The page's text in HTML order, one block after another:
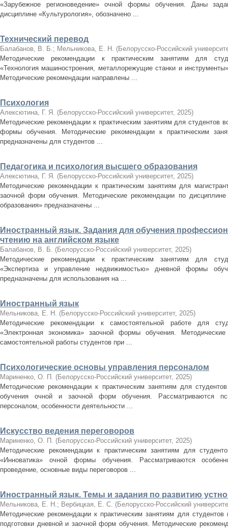
«Зарубежное регионоведение» очной формы обучения. Даны
дисциплине «Культурология», обозначено ...
Технический перевод
Балабанов, В. Б.; Мельникова, Е. Н. (Белорусско-Российский
Методические рекомендации к практическим занятиям для
«Технология машиностроения, металлорежущие станки и
Методические рекомендации направлены ...
Психология
Алексютина, Г. Я. (Белорусско-Российский университет, 2025)
Методические рекомендации к практическим занятиям для студентов
формы обучения. Методические рекомендации к практическим
предназначены для студентов ...
Педагогика и психология высшего образования
Алексютина, Г. Я. (Белорусско-Российский университет, 2025)
Методические рекомендации к практическим занятиям для
заочной форм обучения. Методические рекомендации по
образования» предназначены ...
Иностранный язык. Задания для обучения
чтению на английском языке
Балабанов, В. Б. (Белорусско-Российский университет, 2025)
Методические рекомендации к практическим занятиям для
«Экспертиза и управление недвижимостью» дневной формы
предназначены для использования на ...
Иностранный язык
Мельникова, Е. Н. (Белорусско-Российский университет, 2025)
Методические рекомендации к самостоятельной работе для
«Электронная экономика» заочной формы обучения.
самостоятельной работы студентов при ...
Психологические основы управления персоналом
Мариненко, О. П. (Белорусско-Российский университет, 2025)
Методические рекомендации к практическим занятиям для
обучения очной и заочной форм обучения. Рассматриваются
персоналом, особенности деятельности ...
Искусство ведения переговоров
Мариненко, О. П. (Белорусско-Российский университет, 2025)
Методические рекомендации к практическим занятиям для
«Инноватика» очной формы обучения. Рассматриваются
проведение, основные виды переговоров ...
Иностранный язык. Темы и задания по развитию
Мельникова, Е. Н.; Вербицкая, Е. С. (Белорусско-Российский
Методические рекомендации к практическим занятиям для
подготовки дневной и заочной форм обучения. Методические